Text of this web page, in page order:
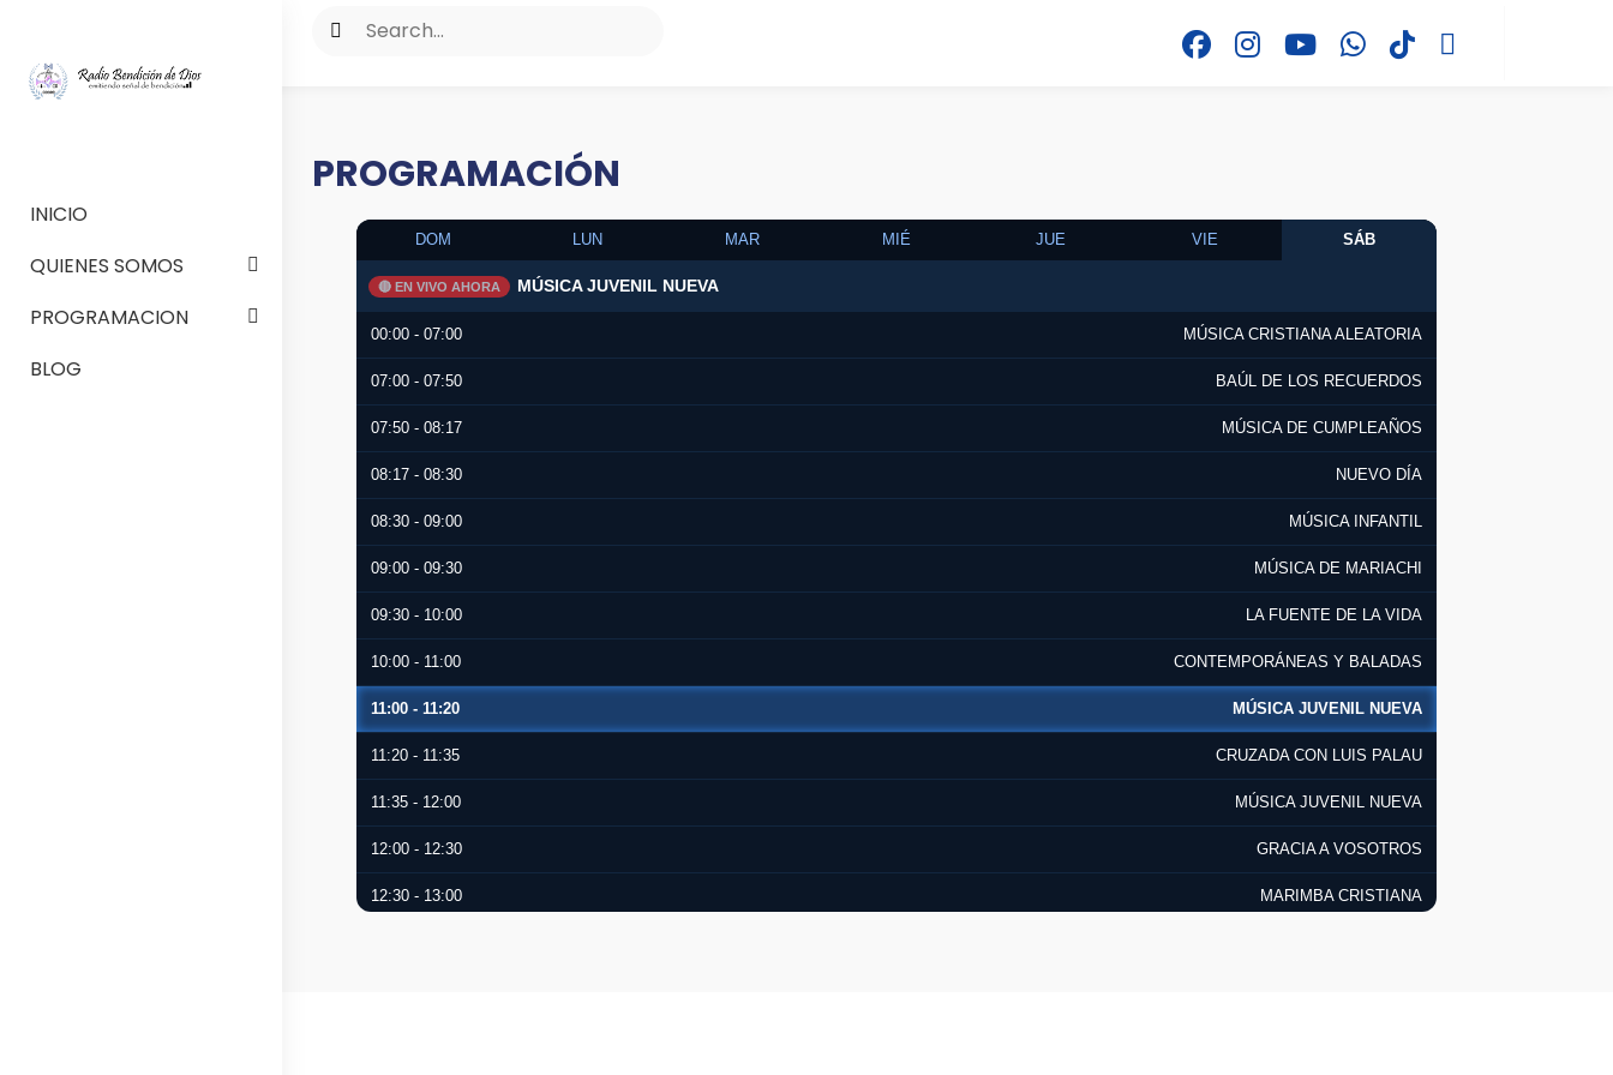
INICIO
QUIENES SOMOS
PROGRAMACION
BLOG
PROGRAMACIÓN
DOM LUN MAR MIÉ JUE VIE SÁB
🔴 EN VIVO AHORA MÚSICA JUVENIL NUEVA
00:00 - 07:00 MÚSICA CRISTIANA ALEATORIA
07:00 - 07:50 BAÚL DE LOS RECUERDOS
07:50 - 08:17 MÚSICA DE CUMPLEAÑOS
08:17 - 08:30 NUEVO DÍA
08:30 - 09:00 MÚSICA INFANTIL
09:00 - 09:30 MÚSICA DE MARIACHI
09:30 - 10:00 LA FUENTE DE LA VIDA
10:00 - 11:00 CONTEMPORÁNEAS Y BALADAS
11:00 - 11:20 MÚSICA JUVENIL NUEVA
11:20 - 11:35 CRUZADA CON LUIS PALAU
11:35 - 12:00 MÚSICA JUVENIL NUEVA
12:00 - 12:30 GRACIA A VOSOTROS
12:30 - 13:00 MARIMBA CRISTIANA